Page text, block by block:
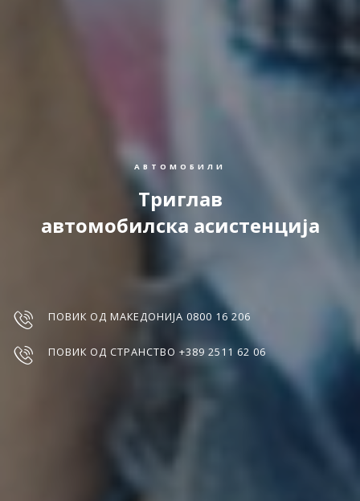
АВТОМОБИЛИ
Триглав
автомобилска асистенција
ПОВИК ОД МАКЕДОНИЈА 0800 16 206
ПОВИК ОД СТРАНСТВО +389 2511 62 06